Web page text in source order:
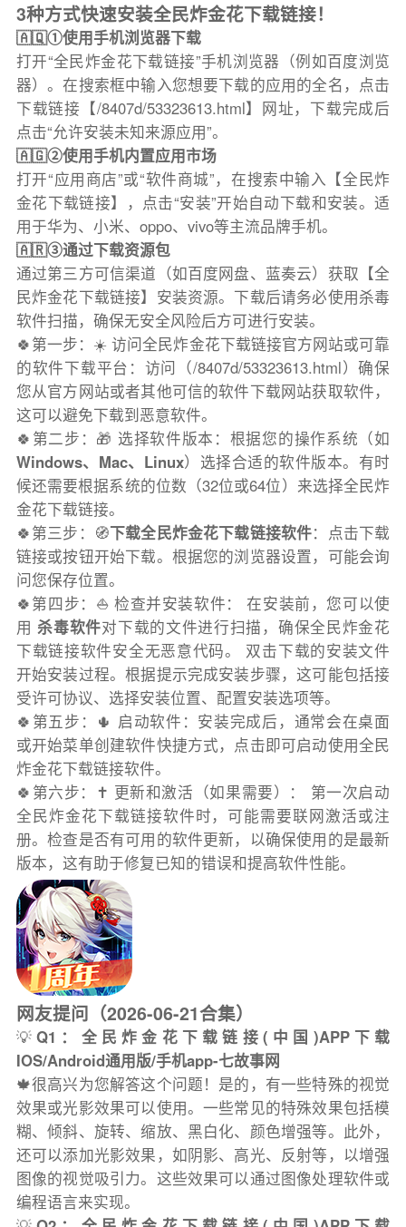
3种方式快速安装全民炸金花下载链接！
🇦🇶①使用手机浏览器下载
打开“全民炸金花下载链接”手机浏览器（例如百度浏览
器）。在搜索框中输入您想要下载的应用的全名，点击
下载链接【/8407d/53323613.html】网址，下载完成后
点击“允许安装未知来源应用”。
🇦🇬②使用手机内置应用市场
打开“应用商店”或“软件商城”，在搜索中输入【全民炸
金花下载链接】，点击“安装”开始自动下载和安装。适
用于华为、小米、oppo、vivo等主流品牌手机。
🇦🇷③通过下载资源包
通过第三方可信渠道（如百度网盘、蓝奏云）获取【全
民炸金花下载链接】安装资源。下载后请务必使用杀毒
软件扫描，确保无安全风险后方可进行安装。
🍀第一步：☀️ 访问全民炸金花下载链接官方网站或可靠
的软件下载平台：访问（/8407d/53323613.html）确保
您从官方网站或者其他可信的软件下载网站获取软件，
这可以避免下载到恶意软件。
🍀第二步：🎁 选择软件版本：根据您的操作系统（如
Windows、Mac、Linux）选择合适的软件版本。有时
候还需要根据系统的位数（32位或64位）来选择全民炸
金花下载链接。
🍀第三步：🧭下载全民炸金花下载链接软件：点击下载
链接或按钮开始下载。根据您的浏览器设置，可能会询
问您保存位置。
🍀第四步：⛵️ 检查并安装软件： 在安装前，您可以使
用杀毒软件对下载的文件进行扫描，确保全民炸金花
下载链接软件安全无恶意代码。 双击下载的安装文件
开始安装过程。根据提示完成安装步骤，这可能包括接
受许可协议、选择安装位置、配置安装选项等。
🍀第五步：🌵 启动软件：安装完成后，通常会在桌面
或开始菜单创建软件快捷方式，点击即可启动使用全民
炸金花下载链接软件。
🍀第六步：✝️ 更新和激活（如果需要）： 第一次启动
全民炸金花下载链接软件时，可能需要联网激活或注
册。检查是否有可用的软件更新，以确保使用的是最新
版本，这有助于修复已知的错误和提高软件性能。
网友提问（2026-06-21合集）
💡Q1：全民炸金花下载链接(中国)APP下载
IOS/Android通用版/手机app-七故事网
🍁很高兴为您解答这个问题！是的，有一些特殊的视觉
效果或光影效果可以使用。一些常见的特殊效果包括模
糊、倾斜、旋转、缩放、黑白化、颜色增强等。此外，
还可以添加光影效果，如阴影、高光、反射等，以增强
图像的视觉吸引力。这些效果可以通过图像处理软件或
编程语言来实现。